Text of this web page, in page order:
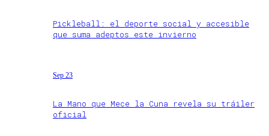
Pickleball: el deporte social y accesible
que suma adeptos este invierno
Sep 23
La Mano que Mece la Cuna revela su tráiler
oficial